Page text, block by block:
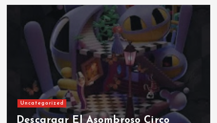
Uncategorized
Descargar El Asombroso Circo